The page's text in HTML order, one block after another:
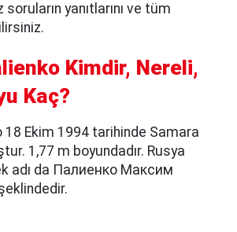
soruların yanıtlarını ve tüm
Kimdir, Nereli,
Kaç?
Ekim 1994 tarihinde Samara
1,77 m boyundadır. Rusya
adı da Палиенко Максим